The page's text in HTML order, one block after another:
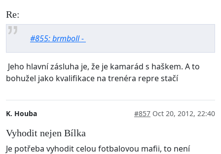
Re:
#855: brmboll -
Jeho hlavní zásluha je, že je kamarád s haškem. A to
bohužel jako kvalifikace na trenéra repre stačí
K. Houba #857 Oct 20, 2012, 22:40
Vyhodit nejen Bílka
Je potřeba vyhodit celou fotbalovou mafii, to není